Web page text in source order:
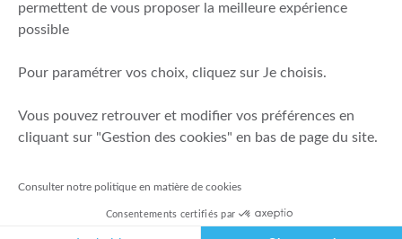
Politique de durabilité
Fonds de garantie des dépôts et de résolution
Mentions légales
Prévention de la fraude
Politique de gestion des conflits d'intérêts
permettent de vous proposer la meilleure expérience
possible
Pour paramétrer vos choix, cliquez sur Je choisis.
Vous pouvez retrouver et modifier vos préférences en
cliquant sur "Gestion des cookies" en bas de page du site.
Consulter notre politique en matière de cookies
Consentements certifiés par